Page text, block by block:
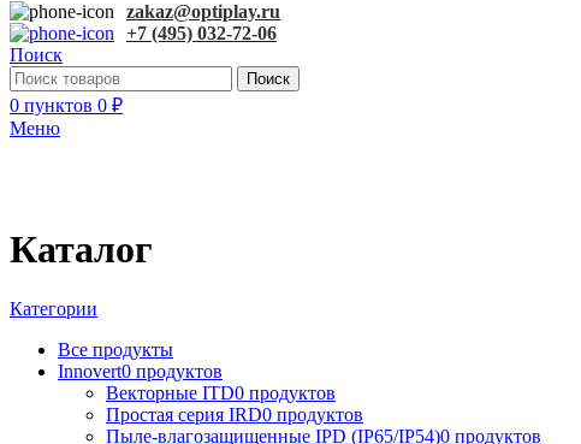
zakaz@optiplay.ru
+7 (495) 032-72-06
Поиск
Поиск
0 пунктов 0 ₽
Меню
Каталог
Категории
Все продукты
Innovert0 продуктов
Векторные ITD0 продуктов
Простая серия IRD0 продуктов
Пыле-влагозащищенные IPD (IP65/IP54)0 продуктов